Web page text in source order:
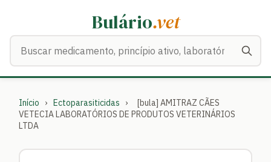
Bulário.vet
Início › Ectoparasiticidas ›
[bula] AMITRAZ CÃES
VETECIA LABORATÓRIOS DE PRODUTOS VETERINÁRIOS
LTDA